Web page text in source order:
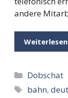
andere
Weiterlesen
Kategorien
Dobschat
bahn,